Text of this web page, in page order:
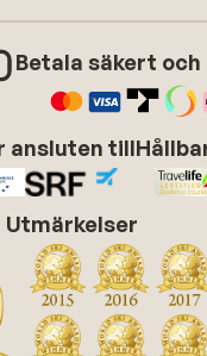
Betala säkert och
ansluten till
Utmärkelser